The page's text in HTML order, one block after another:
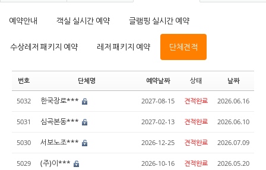
예약안내 객실 실시간 예약 글램핑 실시간 예약
수상레저 패키지 예약 레저 패키지 예약 단체견적
번호 단체명 예약날짜 상태 날짜
5032 한국장로*** 2027-08-15 견적완료 2026.06.16
5031 심곡본동*** 2027-02-13 견적완료 2026.06.10
5030 서보노조*** 2026-12-25 견적완료 2026.07.09
5029 (주)이*** 2026-10-16 견적완료 2026.05.20